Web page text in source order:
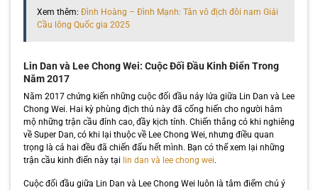
Xem thêm: Đình Hoàng – Đình Mạnh: Tân vô địch đôi nam Giải
Cầu lông Quốc gia 2025
Lin Dan và Lee Chong Wei: Cuộc Đối Đầu Kinh Điển Trong
Năm 2017
Năm 2017 chứng kiến những cuộc đối đầu nảy lửa giữa Lin Dan và Lee
Chong Wei. Hai kỳ phùng địch thủ này đã cống hiến cho người hâm
mộ những trận cầu đỉnh cao, đầy kịch tính. Chiến thắng có khi nghiêng
về Super Dan, có khi lại thuộc về Lee Chong Wei, nhưng điều quan
trọng là cả hai đều đã chiến đấu hết mình. Bạn có thể xem lại những
trận cầu kinh điển này tại lin dan và lee chong wei.
Cuộc đối đầu giữa Lin Dan và Lee Chong Wei luôn là tâm điểm chú ý